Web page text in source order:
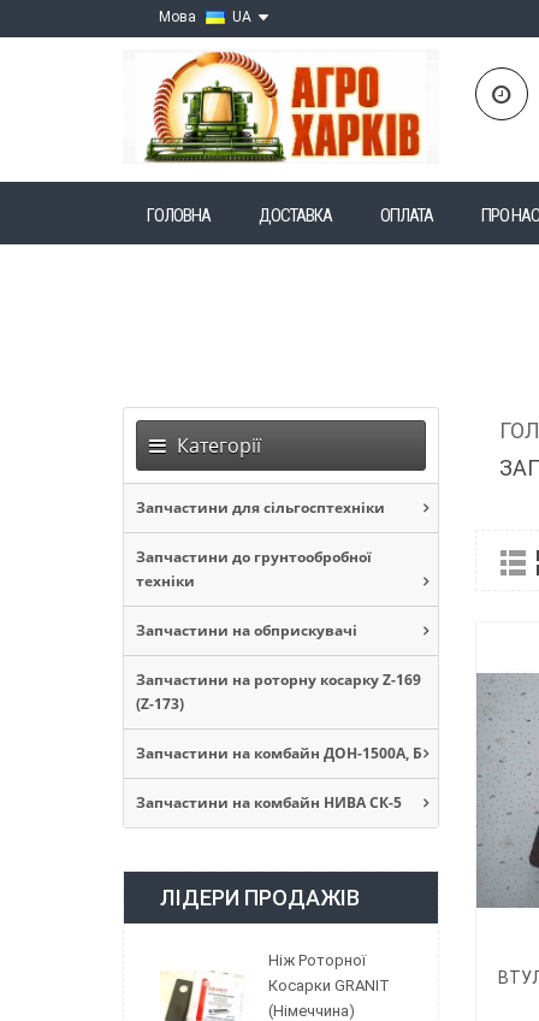
Мова UA
ГОЛОВНА ДОСТАВКА ОПЛАТА ПРО НАС
Категорії
Запчастини для сільгосптехніки
Запчастини до грунтообробної
техніки
Запчастини на обприскувачі
Запчастини на роторну косарку Z-169
(Z-173)
Запчастини на комбайн ДОН-1500А, Б
Запчастини на комбайн НИВА СК-5
ЛІДЕРИ ПРОДАЖІВ
Ніж Роторної
Косарки GRANIT
(Німеччина)